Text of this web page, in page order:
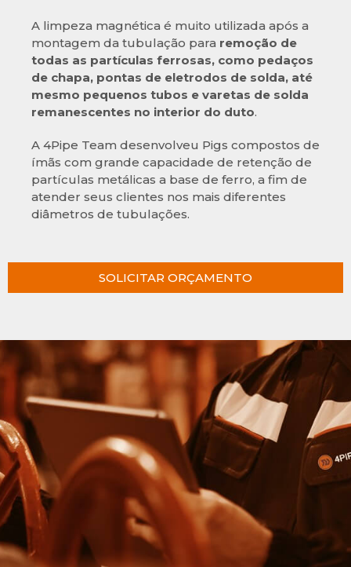
A limpeza magnética é muito utilizada após a
montagem da tubulação para remoção de
todas as partículas ferrosas, como pedaços
de chapa, pontas de eletrodos de solda, até
mesmo pequenos tubos e varetas de solda
remanescentes no interior do duto.
A 4Pipe Team desenvolveu Pigs compostos de
ímãs com grande capacidade de retenção de
partículas metálicas a base de ferro, a fim de
atender seus clientes nos mais diferentes
diâmetros de tubulações.
SOLICITAR ORÇAMENTO